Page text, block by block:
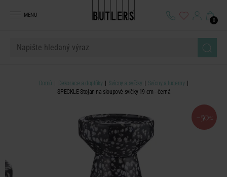
MENU
0
Domů Dekorace a doplňky Svícny a svíčky
Svícny a lucerny
SPECKLE Stojan na sloupové svíčky 19 cm - černá
-50 %